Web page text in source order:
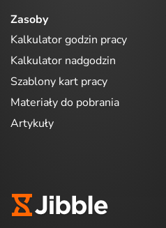
Zasoby
Kalkulator godzin pracy
Kalkulator nadgodzin
Szablony kart pracy
Materiały do pobrania
Artykuły